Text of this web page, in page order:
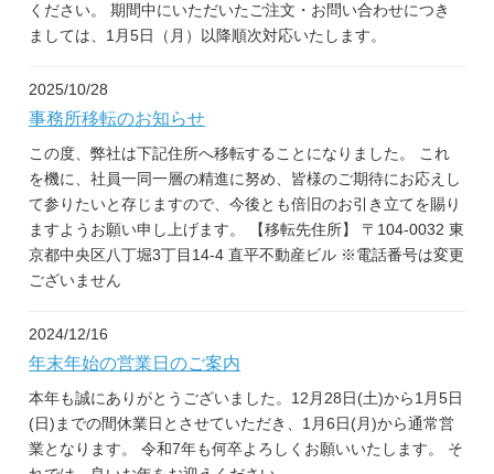
ください。 期間中にいただいたご注文・お問い合わせにつき
ましては、1月5日（月）以降順次対応いたします。
2025/10/28
事務所移転のお知らせ
この度、弊社は下記住所へ移転することになりました。 これ
を機に、社員一同一層の精進に努め、皆様のご期待にお応えし
て参りたいと存じますので、今後とも倍旧のお引き立てを賜り
ますようお願い申し上げます。 【移転先住所】 〒104-0032 東
京都中央区八丁堀3丁目14-4 直平不動産ビル ※電話番号は変更
ございません
2024/12/16
年末年始の営業日のご案内
本年も誠にありがとうございました。12月28日(土)から1月5日
(日)までの間休業日とさせていただき、1月6日(月)から通常営
業となります。 令和7年も何卒よろしくお願いいたします。 そ